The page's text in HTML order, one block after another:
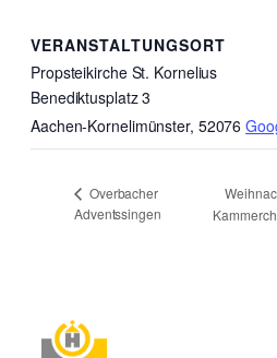
VERANSTALTUNGSORT
Propsteikirche St. Kornelius
Benediktusplatz 3
Aachen-Kornelimünster, 52076
Overbacher
Adventssingen